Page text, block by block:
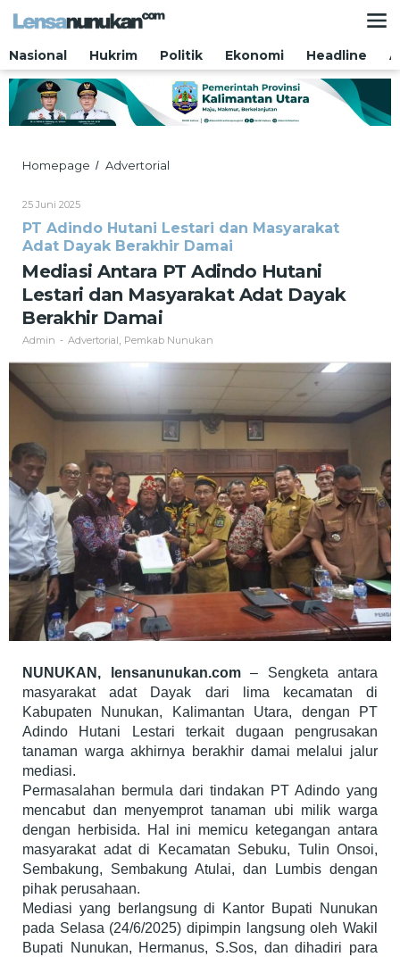
Nasional
Hukrim Politik Ekonomi Headline
Homepage / Advertorial
Hutani
Lestari
Masyarakat
Adat
Dayak
Damai
25 Juni 2025Oleh
PT Adindo Hutani Lestari dan Masyarakat
Adat Dayak Berakhir Damai
Mediasi Antara PT Adindo Hutani
Lestari dan Masyarakat Adat Dayak
Berakhir Damai
Admin - Advertorial Pemkab Nunukan
NUNUKAN, lensanunukan.com– Sengketa antara
masyarakat adat Dayak dari lima kecamatan di
Kabupaten Nunukan, Kalimantan Utara, dengan PT
Adindo Hutani Lestari terkait dugaan pengrusakan
tanaman warga akhirnya berakhir damai melalui jalur
mediasi.
Permasalahan bermula dari tindakan PT Adindo yang
mencabut dan menyemprot tanaman ubi milik warga
dengan herbisida. Hal ini memicu ketegangan antara
masyarakat adat di Kecamatan Sebuku, Tulin Onsoi,
Sembakung, Sembakung Atulai, dan Lumbis dengan
pihak perusahaan.
Mediasi yang berlangsung di Kantor Bupati Nunukan
pada Selasa (24/6/2025) dipimpin langsung oleh Wakil
Bupati Nunukan, Hermanus, S.Sos, dan dihadiri para